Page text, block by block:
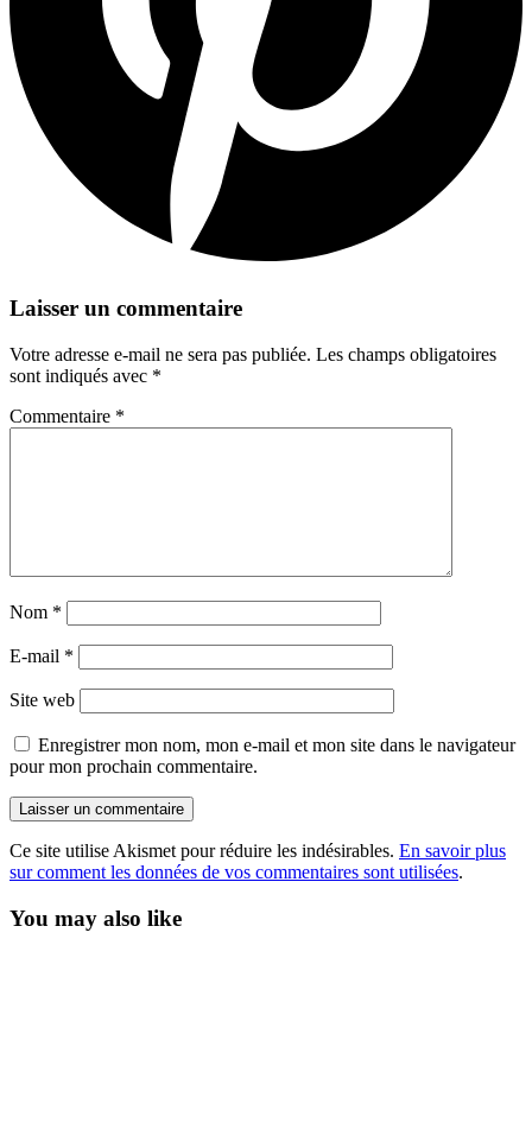
Laisser un commentaire
Votre adresse e-mail ne sera pas publiée. Les champs obligatoires
sont indiqués avec *
Commentaire *
Nom *
E-mail *
Site web
Enregistrer mon nom, mon e-mail et mon site dans le navigateur
pour mon prochain commentaire.
Ce site utilise Akismet pour réduire les indésirables. En savoir plus
sur comment les données de vos commentaires sont utilisées.
You may also like